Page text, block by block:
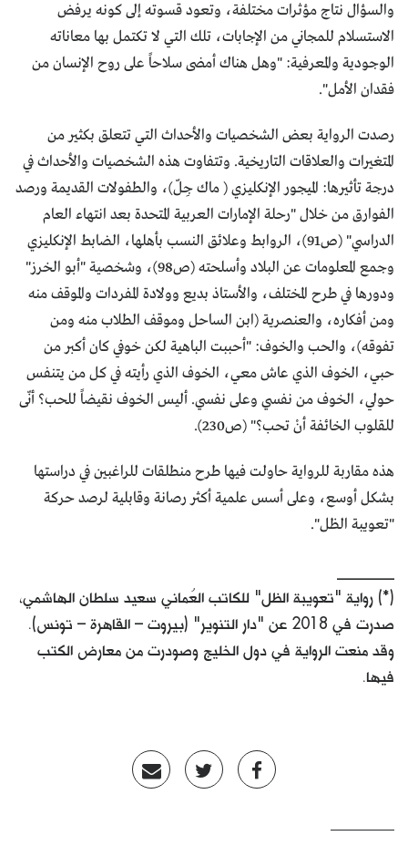
والسؤال نتاج مؤثرات مختلفة، وتعود قسوته إلى كونه يرفض
الاستسلام للمجاني من الإجابات، تلك التي لا تكتمل بها معاناته
الوجودية والمعرفية: "وهل هناك أمضى سلاحاً على روح الإنسان من
فقدان الأمل".
رصدت الرواية بعض الشخصيات والأحداث التي تتعلق بكثير من
المتغيرات والعلاقات التاريخية. وتتفاوت هذه الشخصيات والأحداث في
درجة تأثيرها: الميجور الإنكليزي ( ماك جِلّ)، والطفولات القديمة ورصد
الفوارق من خلال "رحلة الإمارات العربية المتحدة بعد انتهاء العام
الدراسي" (ص91)، الروابط وعلائق النسب بأهلها، الضابط الإنكليزي
وجمع المعلومات عن البلاد وأسلحته (ص98)، وشخصية "أبو الخرز"
ودورها في طرح المختلف، والأستاذ بديع وولادة المفردات والموقف منه
ومن أفكاره، والعنصرية (ابن الساحل وموقف الطلاب منه ومن
تفوقه)، والحب والخوف: "أحببت الباهية لكن خوفي كان أكبر من
حبي، الخوف الذي عاش معي، الخوف الذي رأيته في كل من يتنفس
حولي، الخوف من نفسي وعلى نفسي. أليس الخوف نقيضاً للحب؟ أنّى
للقلوب الخائفة أنْ تحب؟" (ص230).
هذه مقاربة للرواية حاولت فيها طرح منطلقات للراغبين في دراستها
بشكل أوسع، وعلى أسس علمية أكثر رصانة وقابلية لرصد حركة
"تعويبة الظل".
(*) رواية "تعويبة الظل" للكاتب العُماني سعيد سلطان الهاشمي،
صدرت في 2018 عن "دار التنوير" (بيروت – القاهرة – تونس).
وقد منعت الرواية في دول الخليج وصودرت من معارض الكتب
فيها.